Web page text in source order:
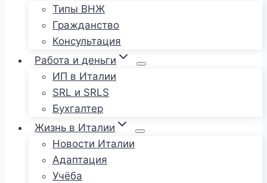
Типы ВНЖ
Гражданство
Консультация
Работа и деньги
ИП в Италии
SRL и SRLS
Бухгалтер
Жизнь в Италии
Новости Италии
Адаптация
Учёба